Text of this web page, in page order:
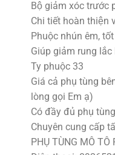
Bộ giảm xóc trước
Chi tiết hoàn thiện
Phuộc nhún êm,
Giúp giảm rung
Ty phuộc 33
Giá cả phụ tùng
lòng gọi Em ạ)
Có đầy đủ phụ
Chuyên cung cấp
PHỤ TÙNG MÔ TÔ